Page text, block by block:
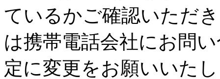
ているかご確認いただ
は携帯電話会社にお問
定に変更をお願いいた